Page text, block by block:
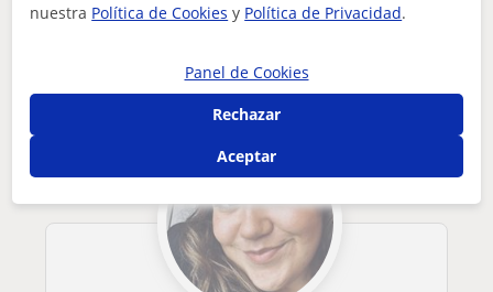
Otros profesores online de Español para
nuestra Política de Cookies y Política de Privacidad.
Panel de Cookies
Rechazar
Aceptar